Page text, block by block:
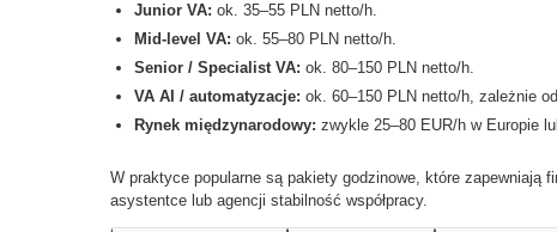
Junior VA: ok. 35–55 PLN netto/h.
Mid-level VA: ok. 55–80 PLN netto/h.
Senior / Specialist VA: ok. 80–150 PLN netto/h.
VA AI / automatyzacje: ok. 60–150 PLN netto/h, zależnie
Rynek międzynarodowy: zwykle 25–80 EUR/h w Europie
W praktyce popularne są pakiety godzinowe, które zapewniają
asystentce lub agencji stabilność współpracy.